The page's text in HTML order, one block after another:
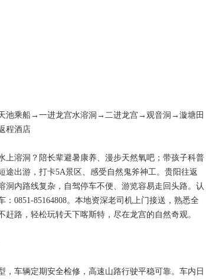
池乘船→一进龙宫水溶洞→二进龙宫→观音洞→漩塘田
程酒店
上溶洞？陪长辈避暑康养、漫步天然氧吧；带孩子科普
途出游，打卡5A景区、感受自然鬼斧神工。贵阳往返
洞内路线复杂，自驾停车不便、游览容易走回头路。认
0851-85164808。本地资深老司机上门接送，熟悉全
路，轻松玩转天下喀斯特，尽在龙宫的自然奇观。
，车辆定期安全检修，高速山路行驶平稳可靠。车内日